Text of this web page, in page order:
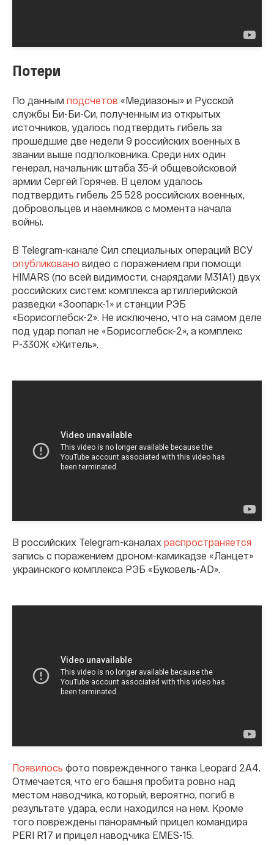
Потери
По данным подсчетов «Медиазоны» и Русской
службы Би-Би-Си, полученным из открытых
источников, удалось подтвердить гибель за
прошедшие две недели 9 российских военных в
звании выше подполковника. Среди них один
генерал, начальник штаба 35-й общевойсковой
армии Сергей Горячев. В целом удалось
подтвердить гибель 25 528 российских военных,
добровольцев и наемников с момента начала
войны.
В Telegram-канале Сил специальных операций ВСУ
опубликовано видео с поражением при помощи
HIMARS (по всей видимости, снарядами M31A1) двух
российских систем: комплекса артиллерийской
разведки «Зоопарк-1» и станции РЭБ
«Борисоглебск-2». Не исключено, что на самом деле
под удар попал не «Борисоглебск-2», а комплекс
Р-330Ж «Житель».
В российских Telegram-каналах распространяется
запись с поражением дроном-камикадзе «Ланцет»
украинского комплекса РЭБ «Буковель-AD».
Появилось фото поврежденного танка Leopard 2A4.
Отмечается, что его башня пробита ровно над
местом наводчика, который, вероятно, погиб в
результате удара, если находился на нем. Кроме
того повреждены панорамный прицел командира
PERI R17 и прицел наводчика EMES-15.